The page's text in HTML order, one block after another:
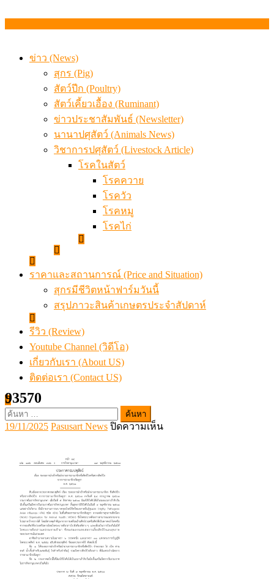
ข่าว (News)
สุกร (Pig)
สัตว์ปีก (Poultry)
สัตว์เคี้ยวเอื้อง (Ruminant)
ข่าวประชาสัมพันธ์ (Newsletter)
นานาปศุสัตว์ (Animals News)
วิชาการปศุสัตว์ (Livestock Article)
โรคในสัตว์
โรคควาย
โรควัว
โรคหมู
โรคไก่
ราคาและสถานการณ์ (Price and Situation)
สุกรมีชีวิตหน้าฟาร์มวันนี้
สรุปภาวะสินค้าเกษตรประจำสัปดาห์
รีวิว (Review)
Youtube Channel (วิดีโอ)
เกี่ยวกับเรา (About US)
ติดต่อเรา (Contact US)
ค้นหา
สำหรับ:
93570
Posted
on
19/11/2025Author
Pasusart News ปิดความเห็นบน